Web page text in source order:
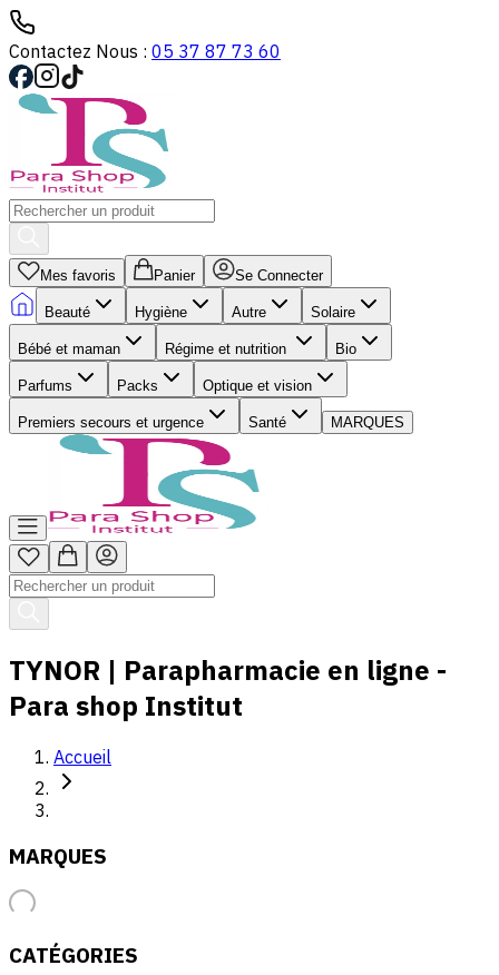
Contactez Nous : 05 37 87 73 60
Mes favoris Panier Se Connecter
Beauté Hygiène Autre Solaire
Bébé et maman Régime et nutrition Bio
Parfums Packs Optique et vision
Premiers secours et urgence Santé MARQUES
TYNOR | Parapharmacie en ligne -
Para shop Institut
Accueil
MARQUES
CATÉGORIES